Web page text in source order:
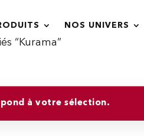
NOS UNIVERS
“Kurama”
à votre sélection.